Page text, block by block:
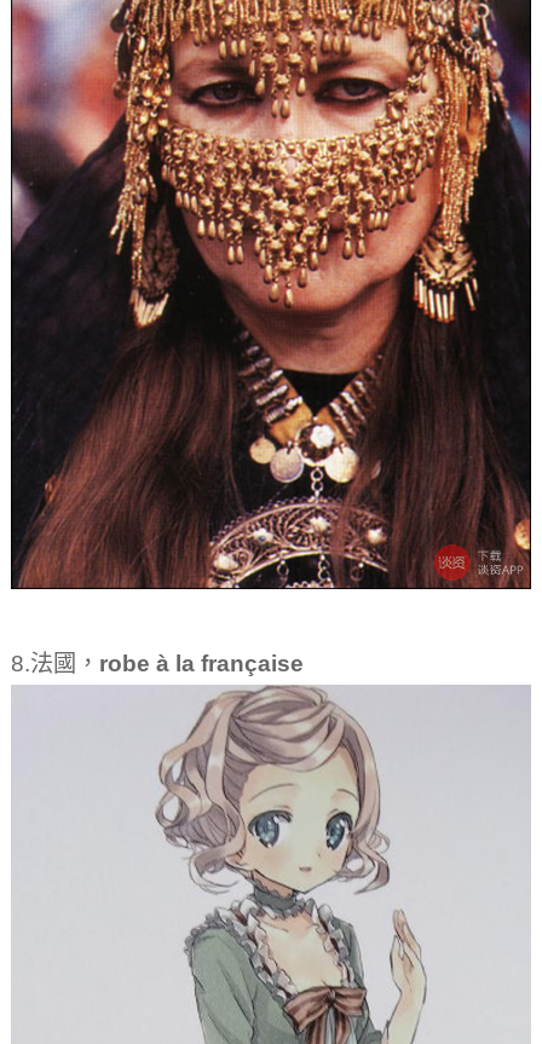
8.法國， robe à la française